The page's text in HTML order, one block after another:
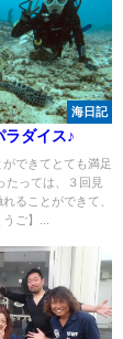
海日記
ラダイス♪
できてとても満足
たっては、３回見
ることができて、
ご】...